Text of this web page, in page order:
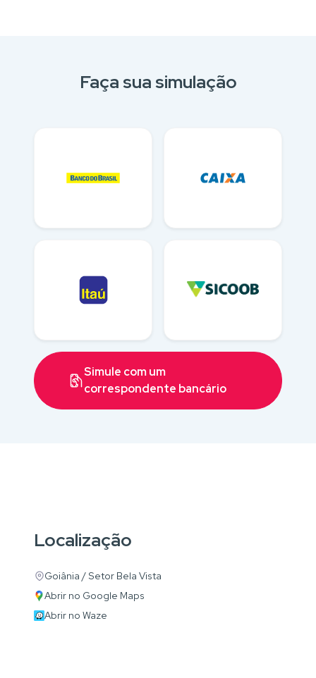
Faça sua simulação
Simule com um
correspondente bancário
Localização
Goiânia / Setor Bela Vista
Abrir no Google Maps
Abrir no Waze